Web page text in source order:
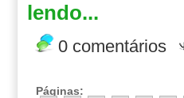
lendo...
0 comentários
Páginas: